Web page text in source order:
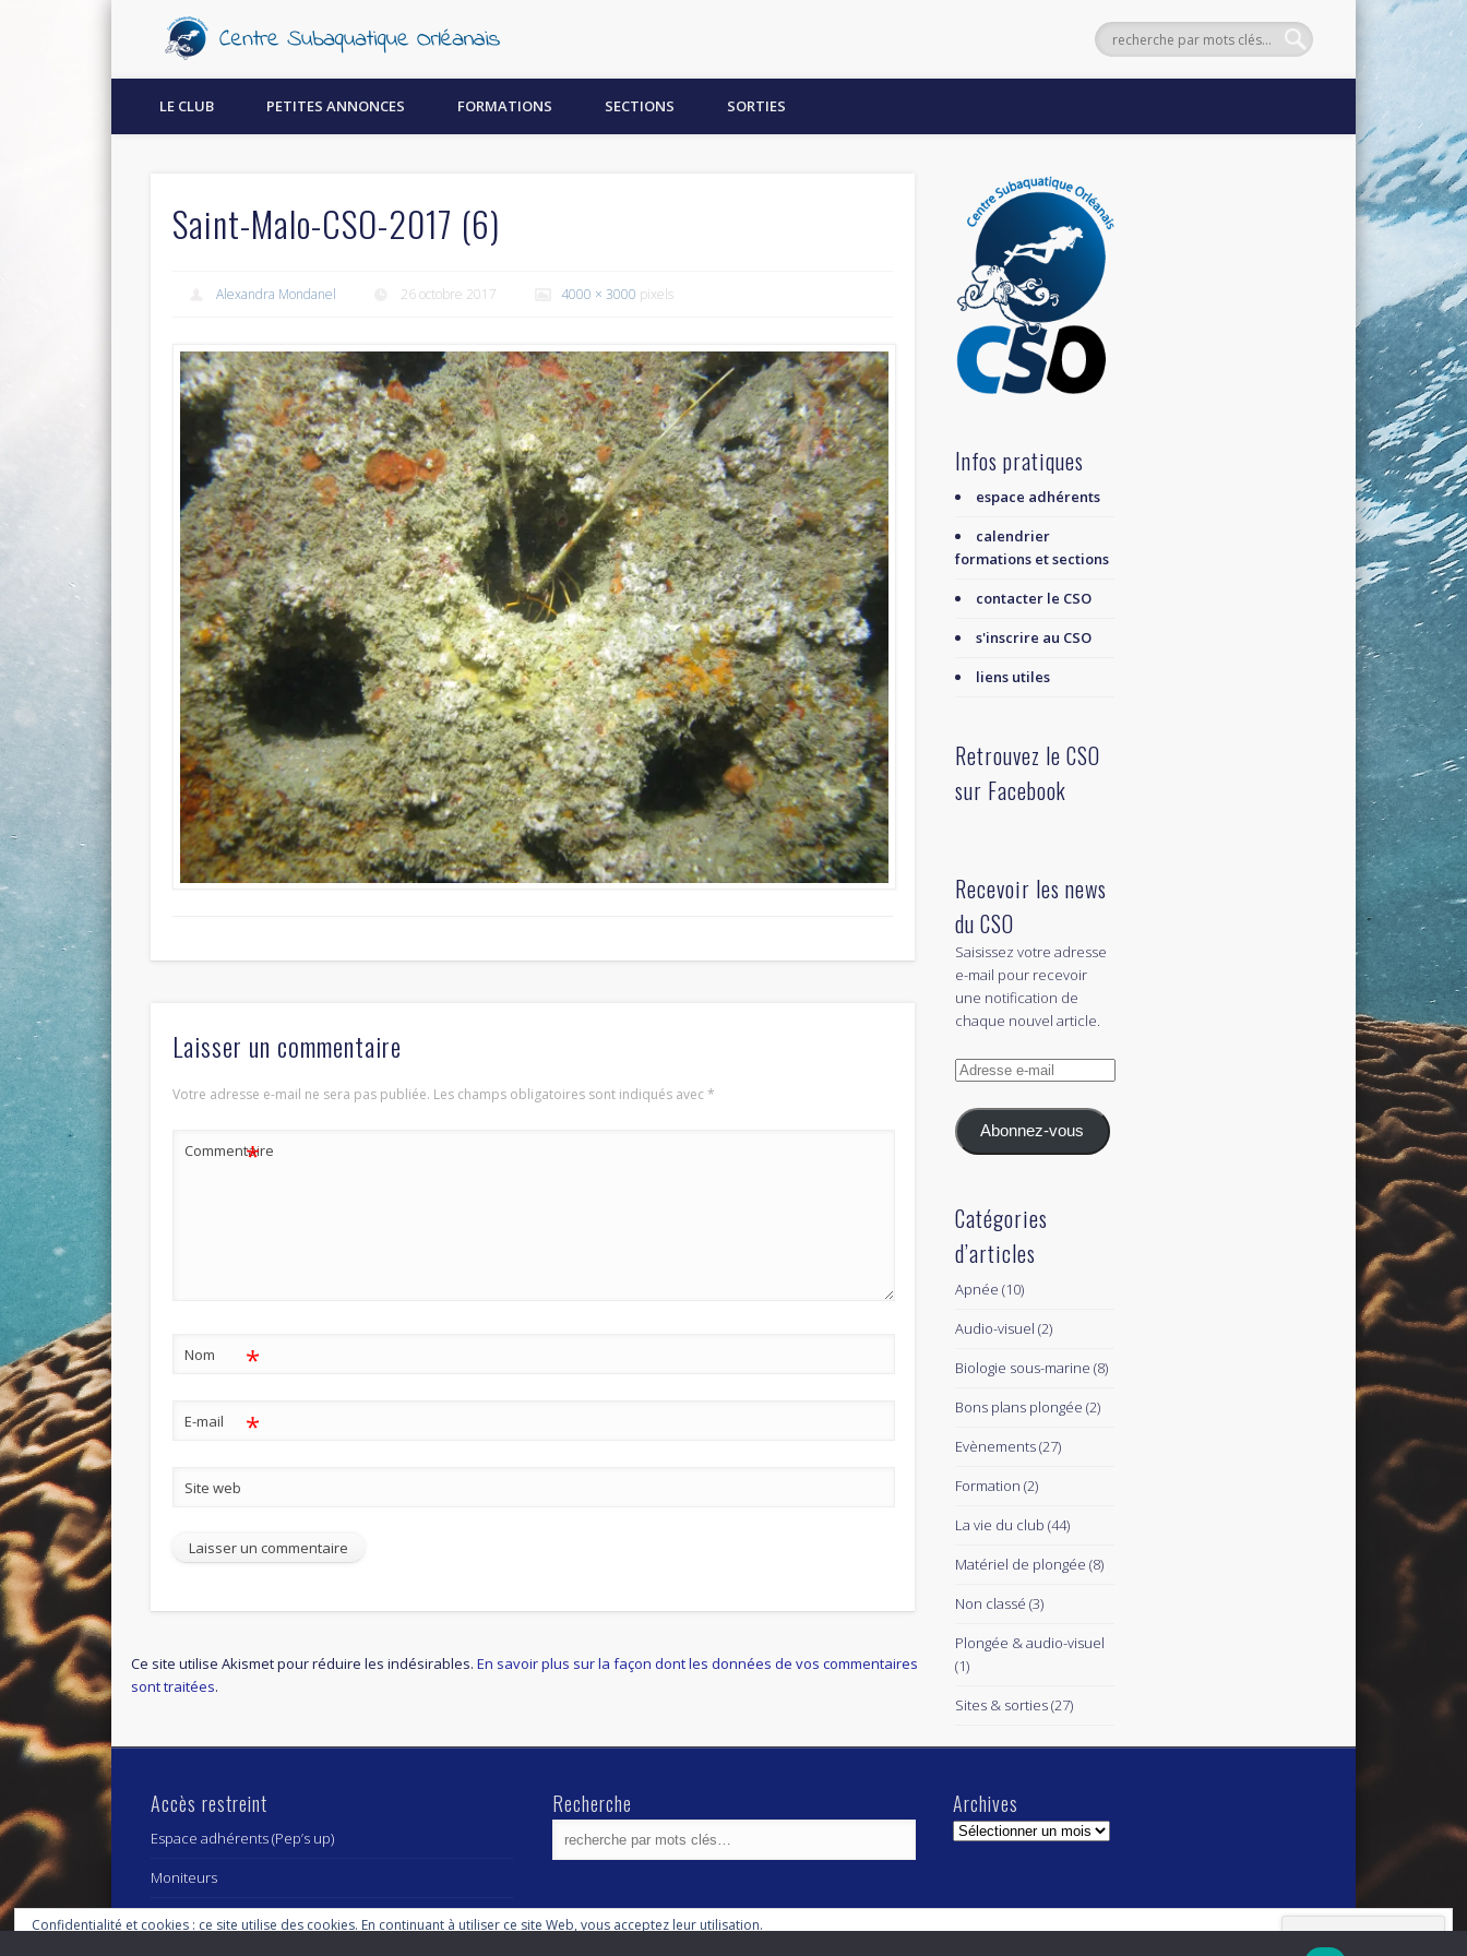
Découvrez la plongée sous-marine à Orléans !
LE CLUB PETITES ANNONCES FORMATIONS SECTIONS SORTIES
Saint-Malo-CSO-2017 (6)
Alexandra Mondanel 26 octobre 2017 4000 × 3000 pixels
Laisser un commentaire
Votre adresse e-mail ne sera pas publiée. Les champs obligatoires sont indiqués avec*
Commentaire
*
Nom *
E-mail *
Site web
Ce site utilise Akismet pour réduire les indésirables.En savoir plus sur la façon dont les données de vos commentaires
sont traitées.
Infos pratiques
espace adhérents
calendrier
formations et sections
contacter le CSO
s'inscrire au CSO
liens utiles
Retrouvez le CSO
sur Facebook
Recevoir les news
du CSO
Saisissez votre adresse
e-mail pour recevoir
une notification de
chaque nouvel article.
Adresse
mail
Abonnez-vous
Catégories
d’articles
Apnée (10)
Audio-visuel (2)
Biologie sous-marine (8)
Bons plans plongée (2)
Evènements(27)
Formation (2)
La vie du club (44)
Matériel de plongée (8)
Non classé (3)
Plongée & audio-visuel
(1)
Sites & sorties(27)
Accès restreint
Espace adhérents (Pep’s up)
Moniteurs
Recherche Archives
Archives
Confidentialité et cookies : ce site utilise des cookies. En continuant à utiliser ce site Web, vous acceptez leur utilisation.